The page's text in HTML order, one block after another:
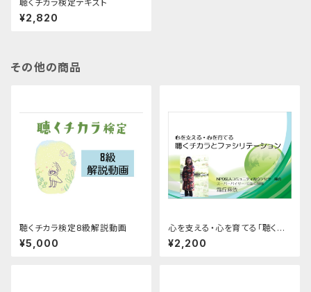
聴くチカラ検定テキスト
¥2,820
その他の商品
聴くチカラ検定8級解説動画
¥5,000
心を支える・心を育てる「聴くチ
カラとファシリテーション」
¥2,200